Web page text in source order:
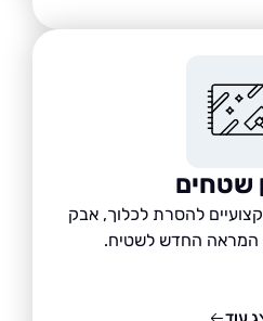
להסרת לכלוך, אבק
החדש לשטיח.